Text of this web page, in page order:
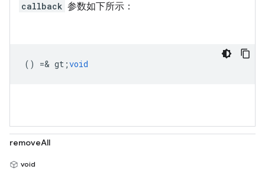
callback 参数如下所示：
() =& gt;void
removeAll
void